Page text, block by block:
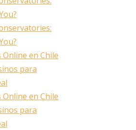
en Chile
para
en Chile
para